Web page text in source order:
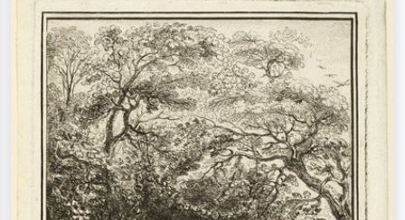
– 例：モネ、星月夜、印象派、北
斎の波、ヌード。
緑の草原、赤の多い抽象画、暗い
油絵、木のそばの立ち姿のヌー
ド。